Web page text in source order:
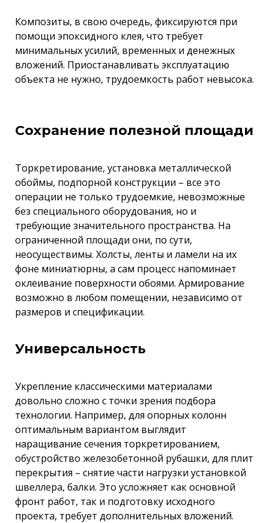
Композиты, в свою очередь, фиксируются при
помощи эпоксидного клея, что требует
минимальных усилий, временных и денежных
вложений. Приостанавливать эксплуатацию
объекта не нужно, трудоемкость работ невысока.
Сохранение полезной площади
Торкретирование, установка металлической
обоймы, подпорной конструкции – все это
операции не только трудоемкие, невозможные
без специального оборудования, но и
требующие значительного пространства. На
ограниченной площади они, по сути,
неосуществимы. Холсты, ленты и ламели на их
фоне миниатюрны, а сам процесс напоминает
оклеивание поверхности обоями. Армирование
возможно в любом помещении, независимо от
размеров и спецификации.
Универсальность
Укрепление классическими материалами
довольно сложно с точки зрения подбора
технологии. Например, для опорных колонн
оптимальным вариантом выглядит
наращивание сечения торкретированием,
обустройство железобетонной рубашки, для плит
перекрытия – снятие части нагрузки установкой
швеллера, балки. Это усложняет как основной
фронт работ, так и подготовку исходного
проекта, требует дополнительных вложений.